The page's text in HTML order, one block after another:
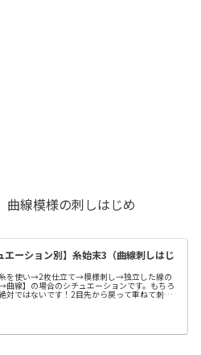
模様の刺しはじめ
エーション別】糸始末3（曲線刺しはじ
糸を使い→2枚仕立て→模様刺し→独立した線の
曲線】の場合のシチュエーションです。もちろ
対ではないです！2目先から戻って重ねて刺し